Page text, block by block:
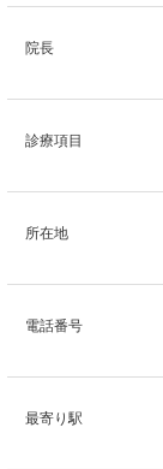
院長
診療項目
所在地
電話番号
最寄り駅